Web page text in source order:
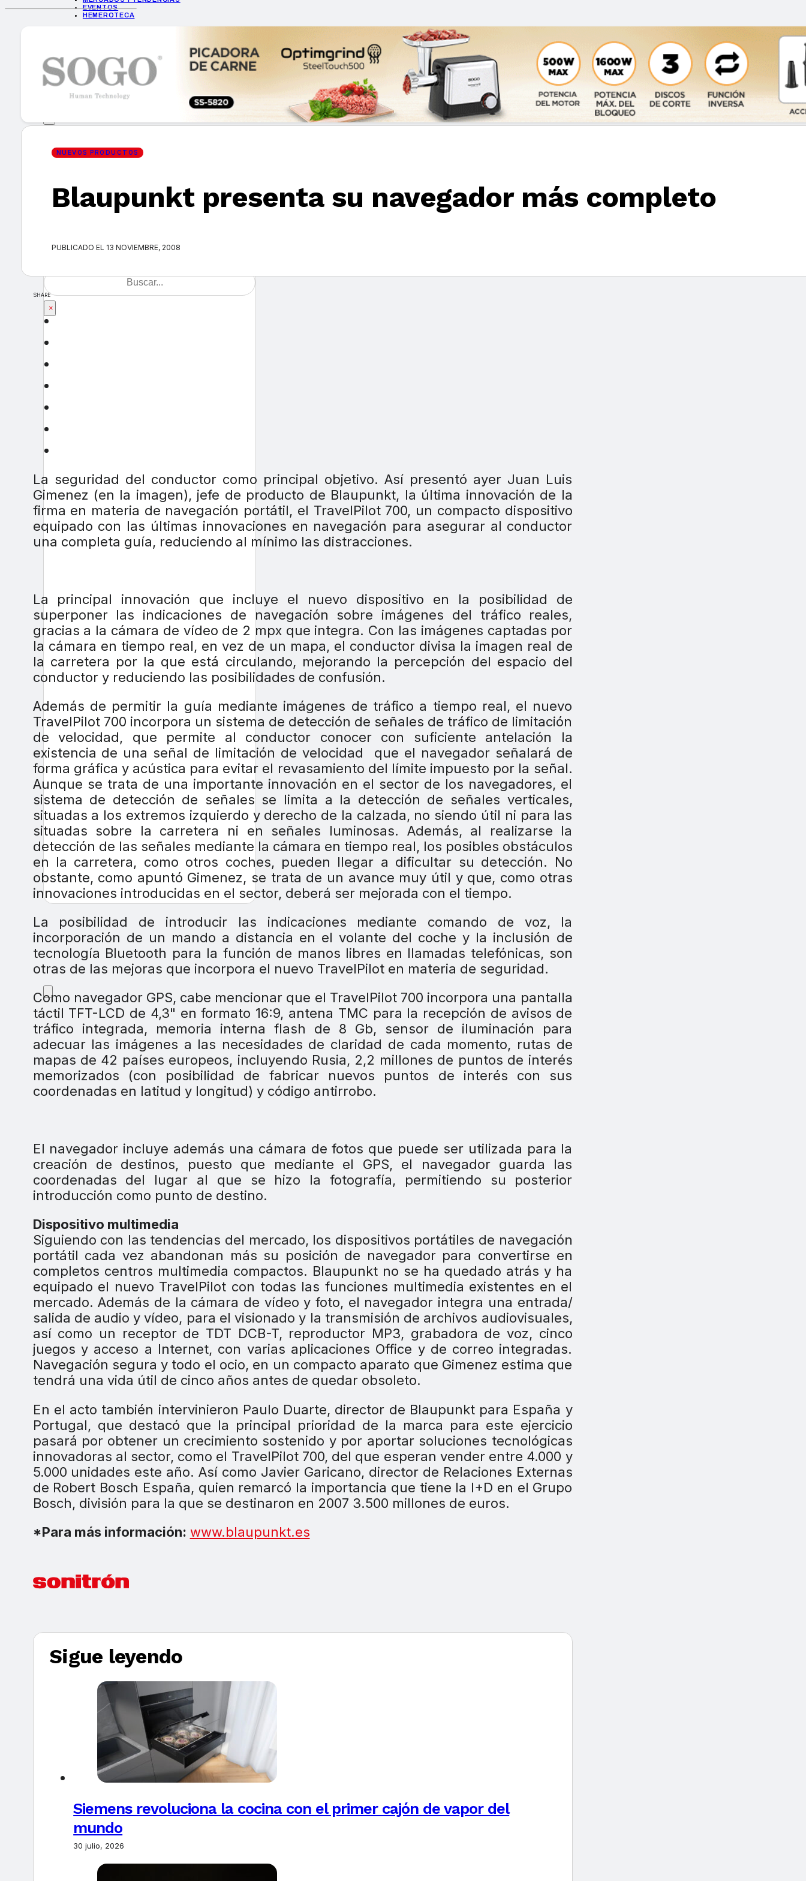
EVENTOS
HEMEROTECA
GUÍA DE COMPRA
NUEVOS PRODUCTOS
CONSEJOS TECH
MERCADOS Y TENDENCIAS
HEMEROTECA
Encuentra tu noticia
×
NUEVOS PRODUCTOS
Blaupunkt presenta su navegador más completo
PUBLICADO EL 13 NOVIEMBRE, 2008
SHARE
La seguridad del conductor como principal objetivo. Así presentó ayer Juan Luis
Gimenez (en la imagen), jefe de producto de Blaupunkt, la última innovación de la
firma en materia de navegación portátil, el TravelPilot 700, un compacto dispositivo
equipado con las últimas innovaciones en navegación para asegurar al conductor
una completa guía, reduciendo al mínimo las distracciones.
La principal innovación que incluye el nuevo dispositivo en la posibilidad de
superponer las indicaciones de navegación sobre imágenes del tráfico reales,
gracias a la cámara de vídeo de 2 mpx que integra. Con las imágenes captadas por
la cámara en tiempo real, en vez de un mapa, el conductor divisa la imagen real de
la carretera por la que está circulando, mejorando la percepción del espacio del
conductor y reduciendo las posibilidades de confusión.
Además de permitir la guía mediante imágenes de tráfico a tiempo real, el nuevo
TravelPilot 700 incorpora un sistema de detección de señales de tráfico de limitación
de velocidad, que permite al conductor conocer con suficiente antelación la
existencia de una señal de limitación de velocidad que el navegador señalará de
forma gráfica y acústica para evitar el revasamiento del límite impuesto por la señal.
Aunque se trata de una importante innovación en el sector de los navegadores, el
sistema de detección de señales se limita a la detección de señales verticales,
situadas a los extremos izquierdo y derecho de la calzada, no siendo útil ni para las
situadas sobre la carretera ni en señales luminosas. Además, al realizarse la
detección de las señales mediante la cámara en tiempo real, los posibles obstáculos
en la carretera, como otros coches, pueden llegar a dificultar su detección. No
obstante, como apuntó Gimenez, se trata de un avance muy útil y que, como otras
innovaciones introducidas en el sector, deberá ser mejorada con el tiempo.
La posibilidad de introducir las indicaciones mediante comando de voz, la
incorporación de un mando a distancia en el volante del coche y la inclusión de
tecnología Bluetooth para la función de manos libres en llamadas telefónicas, son
otras de las mejoras que incorpora el nuevo TravelPilot en materia de seguridad.
Como navegador GPS, cabe mencionar que el TravelPilot 700 incorpora una pantalla
táctil TFT-LCD de 4,3" en formato 16:9, antena TMC para la recepción de avisos de
tráfico integrada, memoria interna flash de 8 Gb, sensor de iluminación para
adecuar las imágenes a las necesidades de claridad de cada momento, rutas de
mapas de 42 países europeos, incluyendo Rusia, 2,2 millones de puntos de interés
memorizados (con posibilidad de fabricar nuevos puntos de interés con sus
coordenadas en latitud y longitud) y código antirrobo.
El navegador incluye además una cámara de fotos que puede ser utilizada para la
creación de destinos, puesto que mediante el GPS, el navegador guarda las
coordenadas del lugar al que se hizo la fotografía, permitiendo su posterior
introducción como punto de destino.
Dispositivo multimedia
Siguiendo con las tendencias del mercado, los dispositivos portátiles de navegación
portátil cada vez abandonan más su posición de navegador para convertirse en
completos centros multimedia compactos. Blaupunkt no se ha quedado atrás y ha
equipado el nuevo TravelPilot con todas las funciones multimedia existentes en el
mercado. Además de la cámara de vídeo y foto, el navegador integra una entrada/
salida de audio y vídeo, para el visionado y la transmisión de archivos audiovisuales,
así como un receptor de TDT DCB-T, reproductor MP3, grabadora de voz, cinco
juegos y acceso a Internet, con varias aplicaciones Office y de correo integradas.
Navegación segura y todo el ocio, en un compacto aparato que Gimenez estima que
tendrá una vida útil de cinco años antes de quedar obsoleto.
En el acto también intervinieron Paulo Duarte, director de Blaupunkt para España y
Portugal, que destacó que la principal prioridad de la marca para este ejercicio
pasará por obtener un crecimiento sostenido y por aportar soluciones tecnológicas
innovadoras al sector, como el TravelPilot 700, del que esperan vender entre 4.000 y
5.000 unidades este año. Así como Javier Garicano, director de Relaciones Externas
de Robert Bosch España, quien remarcó la importancia que tiene la I+D en el Grupo
Bosch, división para la que se destinaron en 2007 3.500 millones de euros.
*Para más información: www.blaupunkt.es
Sigue leyendo
Siemens revoluciona la cocina con el primer cajón de vapor del
mundo
30 julio, 2026